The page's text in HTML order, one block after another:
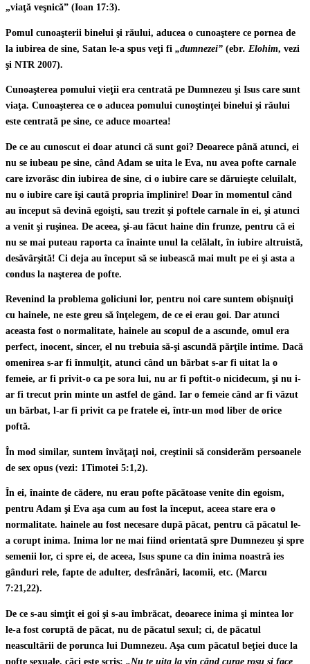
„viaţă veşnică” (Ioan 17:3).
Pomul cunoaşterii binelui şi răului, aducea o cunoaştere ce pornea de
la iubirea de sine, Satan le-a spus veţi fi „dumnezei” (ebr. Elohim, vezi
şi NTR 2007).
Cunoaşterea pomului vieţii era centrată pe Dumnezeu şi Isus care sunt
viaţa. Cunoaşterea ce o aducea pomului cunoştinţei binelui şi răului
este centrată pe sine, ce aduce moartea!
De ce au cunoscut ei doar atunci că sunt goi? Deoarece până atunci, ei
nu se iubeau pe sine, când Adam se uita le Eva, nu avea pofte carnale
care izvorăsc din iubirea de sine, ci o iubire care se dăruieşte celuilalt,
nu o iubire care îşi caută propria împlinire! Doar în momentul când
au început să devină egoişti, sau trezit şi poftele carnale în ei, şi atunci
a venit şi ruşinea. De aceea, şi-au făcut haine din frunze, pentru că ei
nu se mai puteau raporta ca înainte unul la celălalt, în iubire altruistă,
desăvârşită! Ci deja au început să se iubească mai mult pe ei şi asta a
condus la naşterea de pofte.
Revenind la problema goliciuni lor, pentru noi care suntem obişnuiţi
cu hainele, ne este greu să înţelegem, de ce ei erau goi. Dar atunci
aceasta fost o normalitate, hainele au scopul de a ascunde, omul era
perfect, inocent, sincer, el nu trebuia să-şi ascundă părţile intime. Dacă
omenirea s-ar fi înmulţit, atunci când un bărbat s-ar fi uitat la o
femeie, ar fi privit-o ca pe sora lui, nu ar fi poftit-o nicidecum, şi nu i-
ar fi trecut prin minte un astfel de gând. Iar o femeie când ar fi văzut
un bărbat, l-ar fi privit ca pe fratele ei, într-un mod liber de orice
poftă.
În mod similar, suntem învăţaţi noi, creştinii să considerăm persoanele
de sex opus (vezi: 1Timotei 5:1,2).
În ei, înainte de cădere, nu erau pofte păcătoase venite din egoism,
pentru Adam şi Eva aşa cum au fost la început, aceea stare era o
normalitate. hainele au fost necesare după păcat, pentru că păcatul le-
a corupt inima. Inima lor ne mai fiind orientată spre Dumnezeu şi spre
semenii lor, ci spre ei, de aceea, Isus spune ca din inima noastră ies
gânduri rele, fapte de adulter, desfrânări, lacomii, etc. (Marcu
7:21,22).
De ce s-au simţit ei goi şi s-au îmbrăcat, deoarece inima şi mintea lor
le-a fost coruptă de păcat, nu de păcatul sexul; ci, de păcatul
neascultării de porunca lui Dumnezeu. Aşa cum păcatul beţiei duce la
pofte sexuale, căci este scris: „Nu te uita la vin când curge roşu şi face